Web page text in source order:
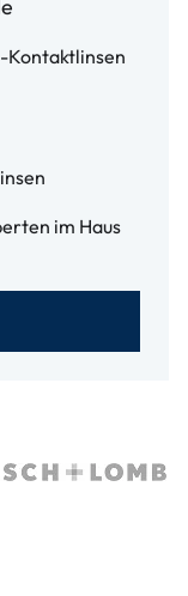
Kontaktlinsen
im Haus